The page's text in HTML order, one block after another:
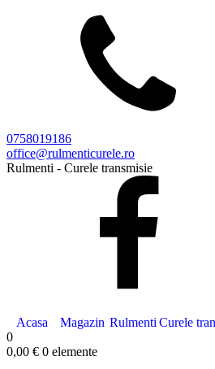
0758019186
office@rulmenticurele.ro
Rulmenti - Curele transmisie
Acasa Magazin Rulmenti Curele
0
0,00 € 0 elemente